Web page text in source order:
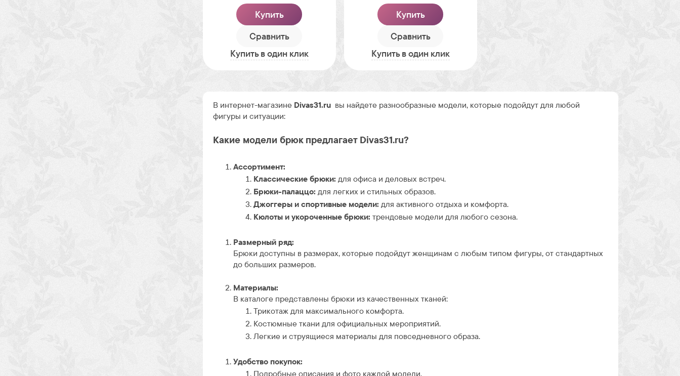
Купить
Сравнить
Купить в один клик
Купить
Сравнить
Купить в один клик
В интернет-магазине Divas31.ru вы найдете разнообразные модели, которые подойдут для любой
фигуры и ситуации:
Какие модели брюк предлагает Divas31.ru?
Ассортимент:
Классические брюки: для офиса и деловых встреч.
Брюки-палаццо: для легких и стильных образов.
Джоггеры и спортивные модели: для активного отдыха и комфорта.
Кюлоты и укороченные брюки: трендовые модели для любого сезона.
Размерный ряд:
Брюки доступны в размерах, которые подойдут женщинам с любым типом фигуры, от стандартных
до больших размеров.
Материалы:
В каталоге представлены брюки из качественных тканей:
Трикотаж для максимального комфорта.
Костюмные ткани для официальных мероприятий.
Легкие и струящиеся материалы для повседневного образа.
Удобство покупок:
Подробные описания и фото каждой модели.